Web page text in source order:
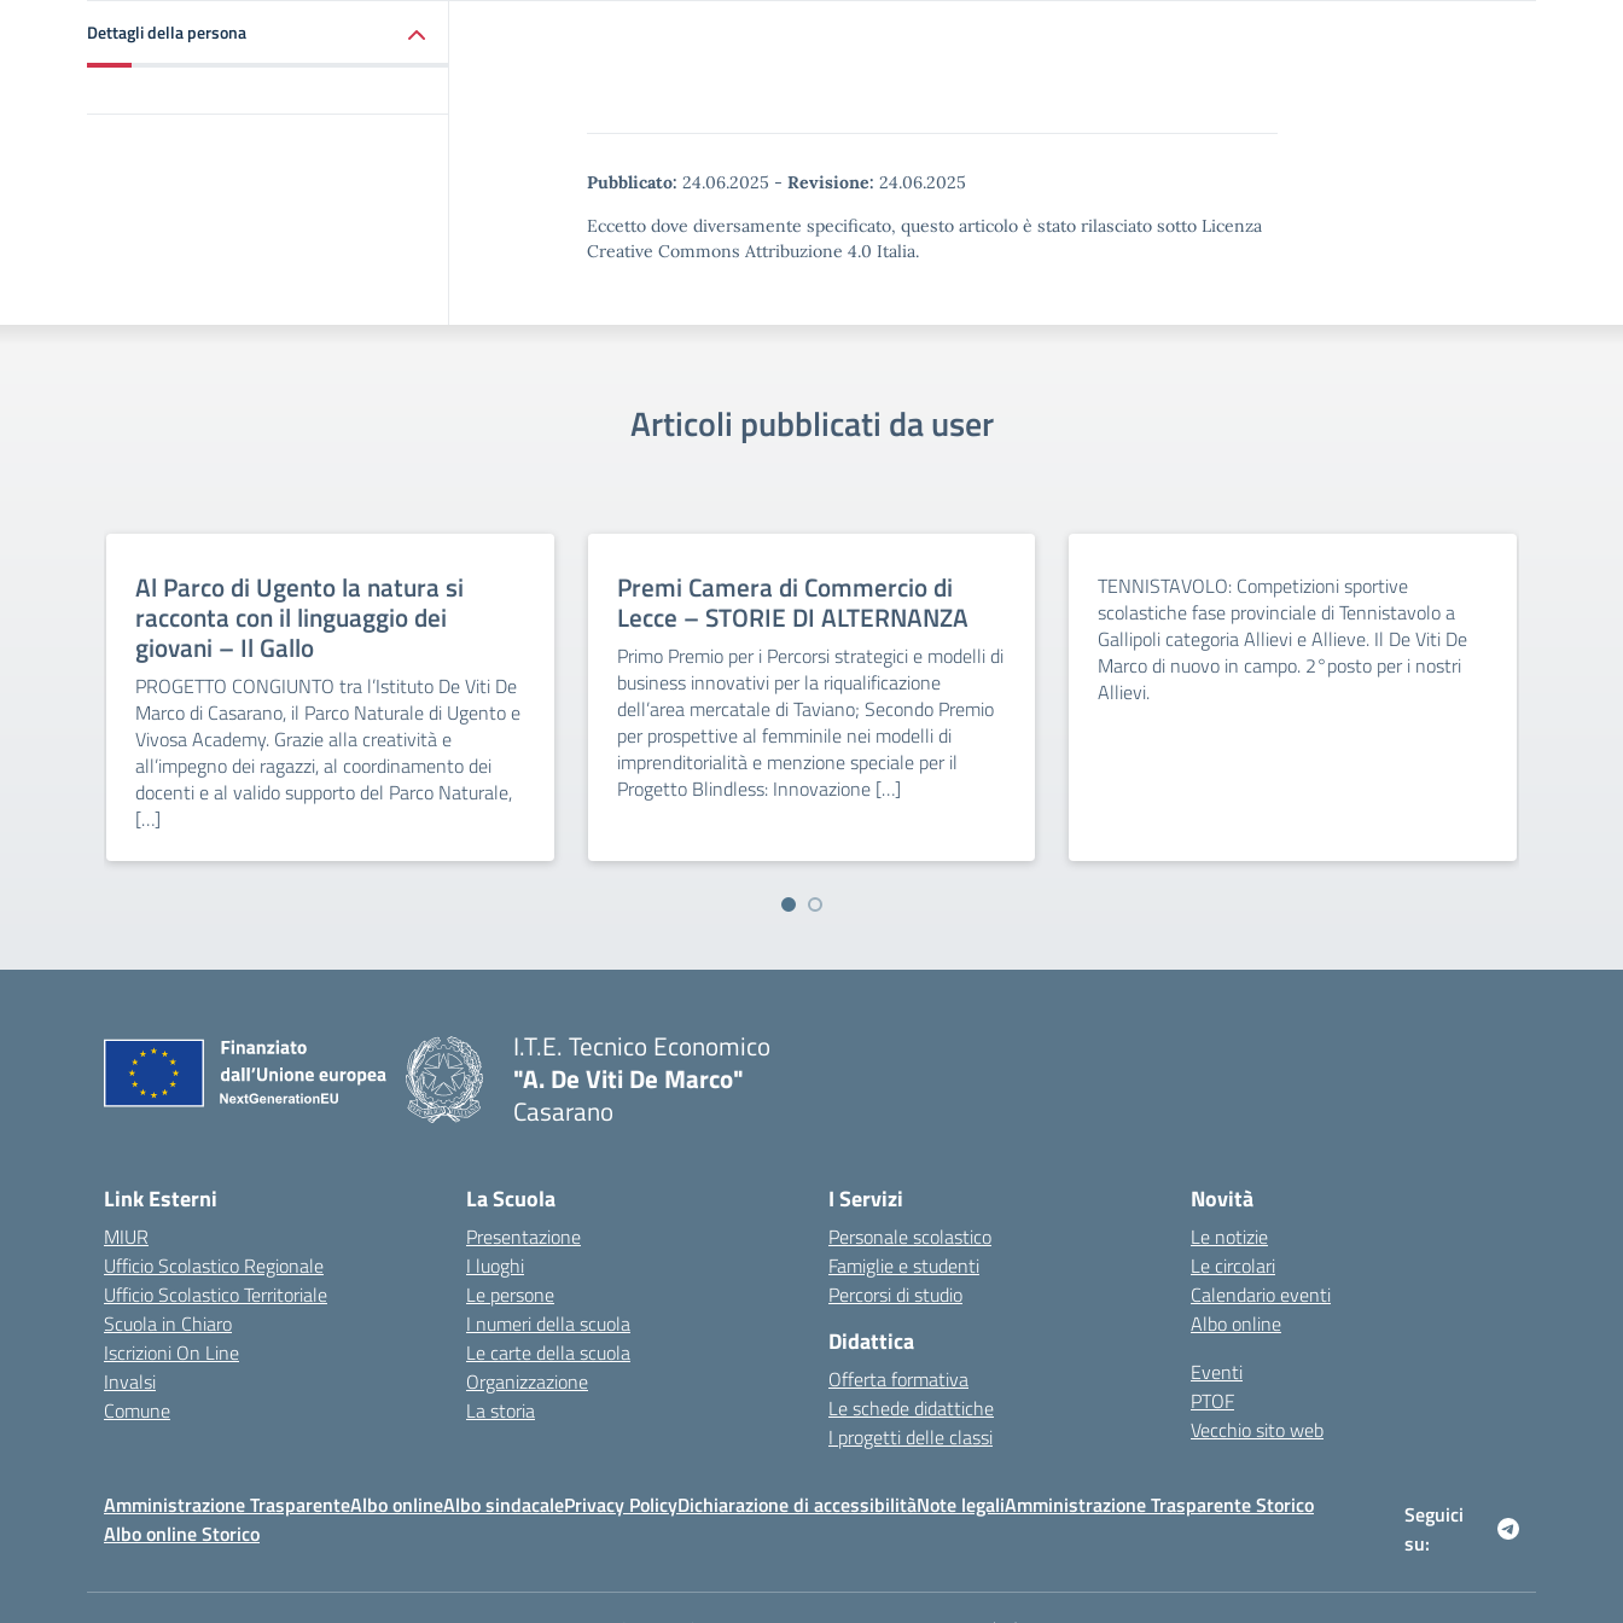
Dettagli della persona
Pubblicato: 24.06.2025 - Revisione: 24.06.2025
Eccetto dove diversamente specificato, questo articolo è stato rilasciato sotto Licenza
Creative Commons Attribuzione 4.0 Italia.
Articoli pubblicati da user
Al Parco di Ugento la natura si
racconta con il linguaggio dei
giovani – Il Gallo
PROGETTO CONGIUNTO tra l’Istituto De Viti De
Marco di Casarano, il Parco Naturale di Ugento e
Vivosa Academy. Grazie alla creatività e
all’impegno dei ragazzi, al coordinamento dei
docenti e al valido supporto del Parco Naturale,
[…]
Premi Camera di Commercio di
Lecce – STORIE DI ALTERNANZA
Primo Premio per i Percorsi strategici e modelli di
business innovativi per la riqualificazione
dell’area mercatale di Taviano; Secondo Premio
per prospettive al femminile nei modelli di
imprenditorialità e menzione speciale per il
Progetto Blindless: Innovazione […]
TENNISTAVOLO: Competizioni sportive
scolastiche fase provinciale di Tennistavolo a
Gallipoli categoria Allievi e Allieve. Il De Viti De
Marco di nuovo in campo. 2°posto per i nostri
Allievi.
I.T.E. Tecnico Economico
"A. De Viti De Marco"
Casarano
Link Esterni
MIUR
Ufficio Scolastico Regionale
Ufficio Scolastico Territoriale
Scuola in Chiaro
Iscrizioni On Line
Invalsi
Comune
La Scuola
Presentazione
I luoghi
Le persone
I numeri della scuola
Le carte della scuola
Organizzazione
La storia
I Servizi
Personale scolastico
Famiglie e studenti
Percorsi di studio
Didattica
Offerta formativa
Le schede didattiche
I progetti delle classi
Novità
Le notizie
Le circolari
Calendario eventi
Albo online
Eventi
PTOF
Vecchio sito web
Amministrazione TrasparenteAlbo onlineAlbo sindacalePrivacy PolicyDichiarazione di accessibilitàNote legaliAmministrazione Trasparente Storico
Albo online Storico
Seguici
su: